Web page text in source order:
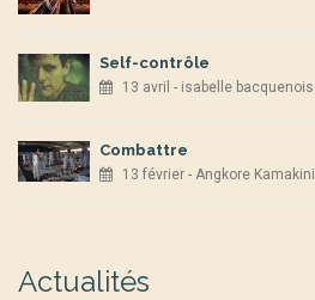
Self-contrôle
13 avril - isabelle bacquenois
Combattre
13 février - Angkore Kamakini
Actualités